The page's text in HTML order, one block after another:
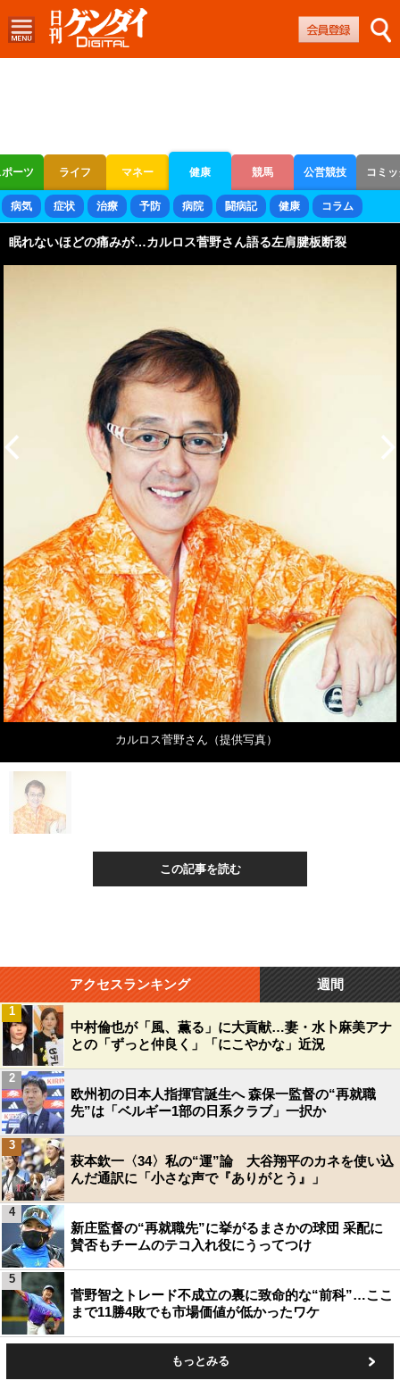
ーツ ライフ マネー 健康 競馬 公営競技 コミ
ボートレース 競輪 オートレース
病気 症状 治療 予防 病院 闘病記 健康 コラム
眠れないほどの痛みが…カルロス菅野さん語る左肩腱板断裂
カルロス菅野さん（提供写真）
この記事を読む
アクセスランキング 週間
中村倫也が「風、薫る」に大貢献…妻・水卜麻美アナ
との「ずっと仲良く」「にこやかな」近況
1
欧州初の日本人指揮官誕生へ 森保一監督の“再就職
先”は「ベルギー1部の日系クラブ」一択か
2
萩本欽一〈34〉私の“運”論 大谷翔平のカネを使い込
んだ通訳に「小さな声で『ありがとう』」
3
新庄監督の“再就職先”に挙がるまさかの球団 采配に
賛否もチームのテコ入れ役にうってつけ
4
菅野智之トレード不成立の裏に致命的な“前科”…ここ
まで11勝4敗でも市場価値が低かったワケ
5
もっとみる